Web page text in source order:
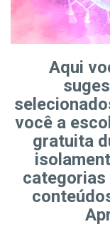
Aqui
você a
gratuita
categorias